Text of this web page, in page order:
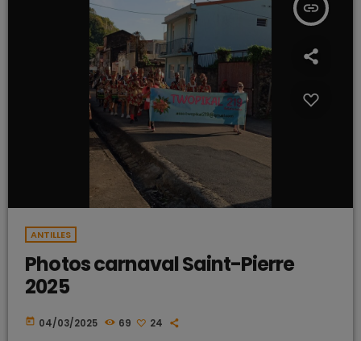
insert_link
ANTILLES
Photos carnaval Saint-Pierre
2025
today 04/03/2025 69 24